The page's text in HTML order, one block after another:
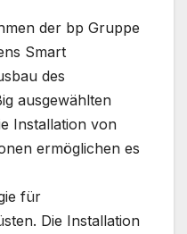
der bp Gruppe
Smart
des
ausgewählten
Installation von
ermöglichen es
für
Die Installation